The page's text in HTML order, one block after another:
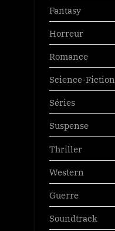
Fantasy
Horreur
Romance
Science-Fiction
Séries
Suspense
Thriller
Western
Guerre
Soundtrack